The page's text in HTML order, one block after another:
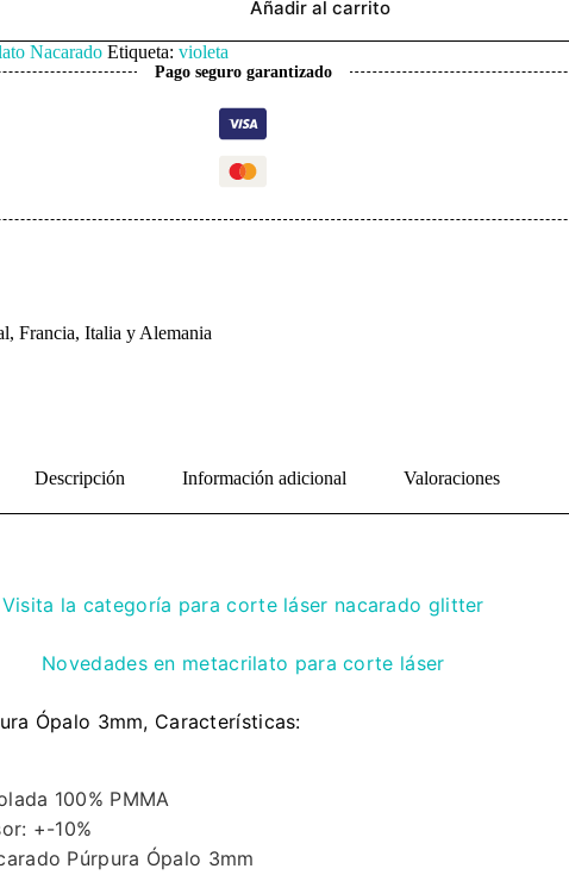
Añadir al carrito
Nacarado Etiqueta: violeta
Pago seguro garantizado
Francia, Italia y Alemania
Descripción Información adicional Valoraciones
Visita la categoría para corte láser nacarado glitter
Novedades en metacrilato para corte láser
Ópalo 3mm, Características:
100% PMMA
+-10%
Púrpura Ópalo 3mm